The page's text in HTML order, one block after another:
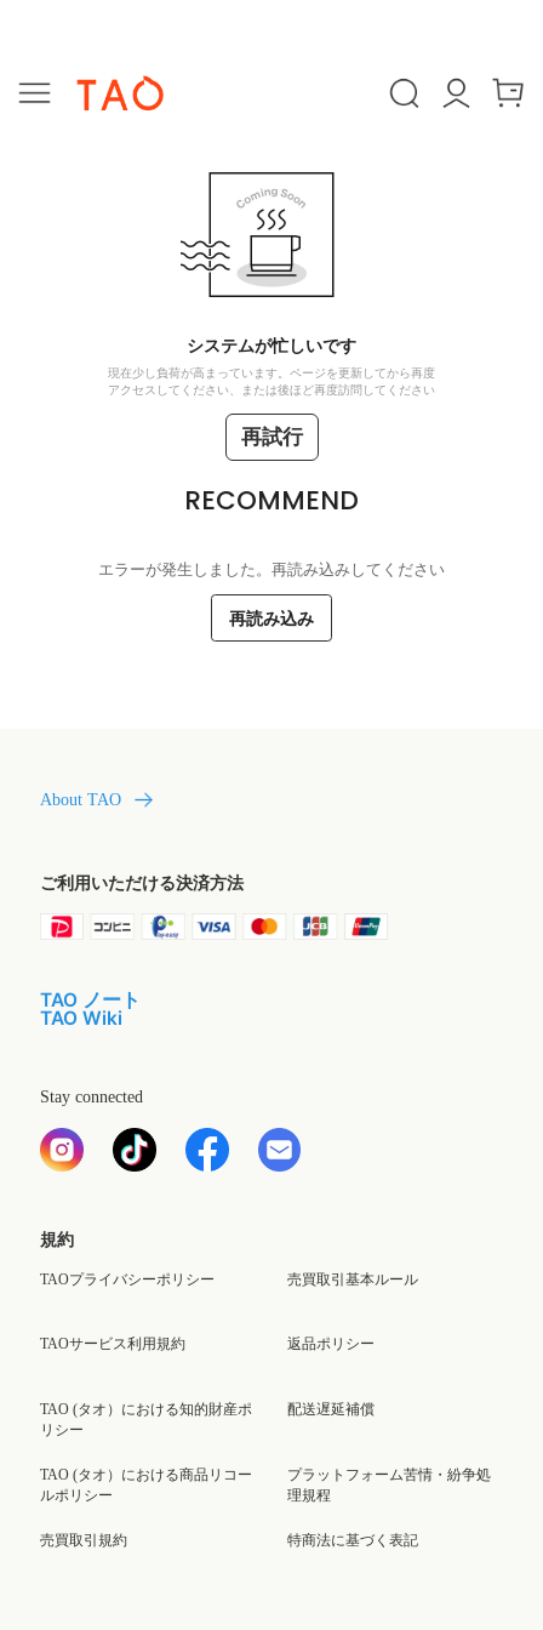
システムが忙しいです
現在少し負荷が高まっています。ページを更新してから再度
アクセスしてください、または後ほど再度訪問してください
再試行
RECOMMEND
エラーが発生しました。再読み込みしてください
再読み込み
About TAO
ご利用いただける決済方法
TAO ノート
TAO Wiki
Stay connected
規約
TAOプライバシーポリシー
TAOサービス利用規約
TAO (タオ）における知的財産ポ
リシー
TAO (タオ）における商品リコー
ルポリシー
売買取引規約
売買取引基本ルール
返品ポリシー
配送遅延補償
プラットフォーム苦情・紛争処
理規程
特商法に基づく表記